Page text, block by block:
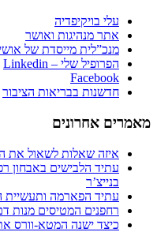
עלי בויקיפדיה
אתר מנהיגות ואושר
מנכ”לית מייסדת של אושיה
הפרופיל שלי – Linkedin
Facebook
חדשנות בבריאות הציבור
אחרונים
איזה שאלות לשאול את הרופא
עתיד הלבישים באבחון רפואי
בנייצ’ר
עתיד הפארמה ותעשיית
רחפנים המטיסים מנות דם
כיצד ישנה המטא-וורס את